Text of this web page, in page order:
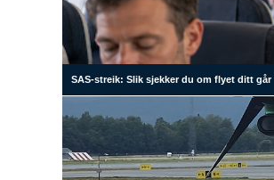
SAS-streik: Slik sjekker du om flyet ditt går